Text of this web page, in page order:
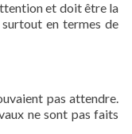
et doit être la
en termes de
pas attendre.
ne sont pas faits